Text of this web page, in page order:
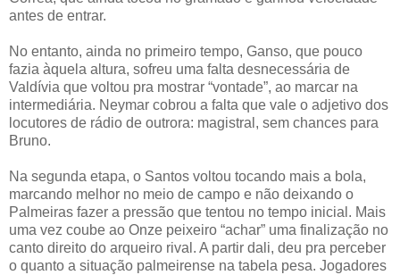
antes de entrar.
No entanto, ainda no primeiro tempo, Ganso, que pouco
fazia àquela altura, sofreu uma falta desnecessária de
Valdívia que voltou pra mostrar “vontade”, ao marcar na
intermediária. Neymar cobrou a falta que vale o adjetivo dos
locutores de rádio de outrora: magistral, sem chances para
Bruno.
Na segunda etapa, o Santos voltou tocando mais a bola,
marcando melhor no meio de campo e não deixando o
Palmeiras fazer a pressão que tentou no tempo inicial. Mais
uma vez coube ao Onze peixeiro “achar” uma finalização no
canto direito do arqueiro rival. A partir dali, deu pra perceber
o quanto a situação palmeirense na tabela pesa. Jogadores